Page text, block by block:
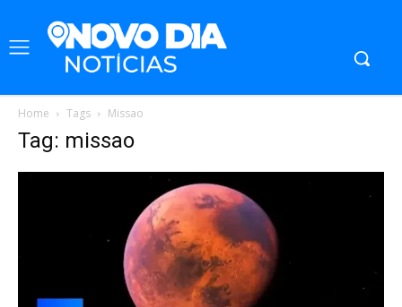
Home Tags Missao
Tag: missao